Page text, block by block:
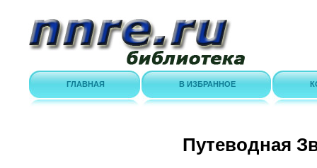
ГЛАВНАЯ В ИЗБРАННОЕ
Путеводная